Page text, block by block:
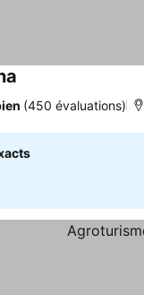
(450 évaluations)